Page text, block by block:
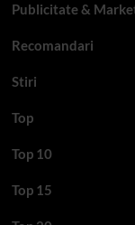
Publicitate &
Recomandari
Stiri
Top
Top 10
Top 15